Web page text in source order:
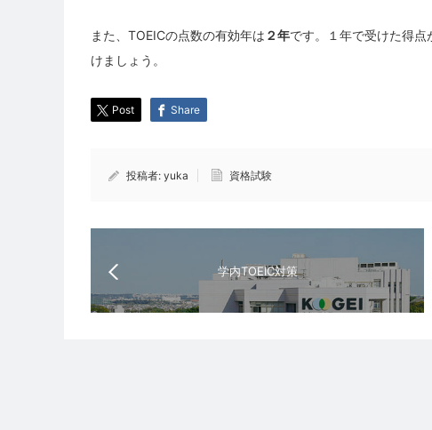
また、TOEICの点数の有効年は ２年です。１年で受けた得
けましょう。
Post Share
投稿者: yuka 資格試験
学内TOEIC対策